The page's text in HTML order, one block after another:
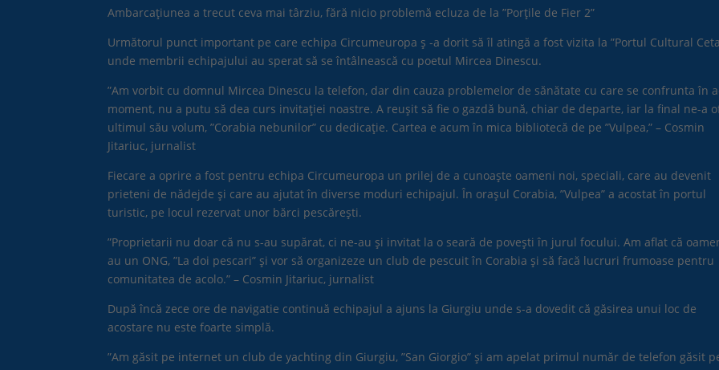
Ambarcațiunea a trecut ceva mai târziu, fără nicio problemă ecluza de la ”Porțile de Fier 2”
Următorul punct important pe care echipa Circumeuropa ș -a dorit să îl atingă a fost vizita la ”Portul Cultural
unde membrii echipajului au sperat să se întâlnească cu poetul Mircea Dinescu.
”Am vorbit cu domnul Mircea Dinescu la telefon, dar din cauza problemelor de sănătate cu care se confrunta în
moment, nu a putu să dea curs invitației noastre. A reușit să fie o gazdă bună, chiar de departe, iar la final ne-a
ultimul său volum, ”Corabia nebunilor” cu dedicație. Cartea e acum în mica bibliotecă de pe ”Vulpea,” – Cosmin
Jitariuc, jurnalist
Fiecare a oprire a fost pentru echipa Circumeuropa un prilej de a cunoaște oameni noi, speciali, care au devenit
prieteni de nădejde și care au ajutat în diverse moduri echipajul. În orașul Corabia, ”Vulpea” a acostat în portul
turistic, pe locul rezervat unor bărci pescărești.
”Proprietarii nu doar că nu s-au supărat, ci ne-au și invitat la o seară de povești în jurul focului. Am aflat că
au un ONG, ”La doi pescari” și vor să organizeze un club de pescuit în Corabia și să facă lucruri frumoase pentru
comunitatea de acolo.” – Cosmin Jitariuc, jurnalist
După încă zece ore de navigatie continuă echipajul a ajuns la Giurgiu unde s-a dovedit că găsirea unui loc de
acostare nu este foarte simplă.
”Am găsit pe internet un club de yachting din Giurgiu, ”San Giorgio” și am apelat primul număr de telefon găsit